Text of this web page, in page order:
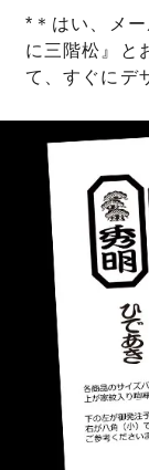
*＊はい、メ
に三階松』と
て、すぐにデ